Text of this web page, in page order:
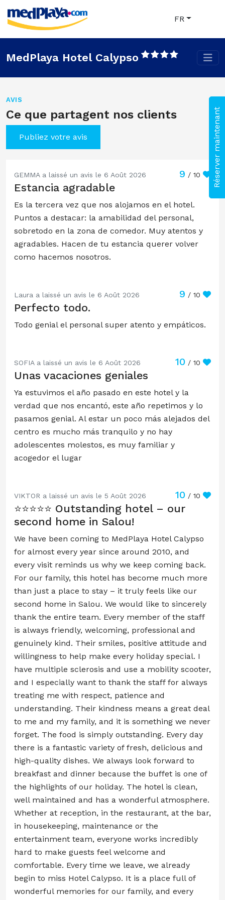
Réserver maintenant
FR
MedPlaya Hotel Calypso
AVIS
Ce que partagent nos clients
Publiez votre avis
GEMMA a laissé un avis le 6 Août 2026 9 / 10
Estancia agradable
Es la tercera vez que nos alojamos en el hotel.
Puntos a destacar: la amabilidad del personal,
sobretodo en la zona de comedor. Muy atentos y
agradables. Hacen de tu estancia querer volver
como hacemos nosotros.
Laura a laissé un avis le 6 Août 2026 9 / 10
Perfecto todo.
Todo genial el personal super atento y empáticos.
SOFIA a laissé un avis le 6 Août 2026 10 / 10
Unas vacaciones geniales
Ya estuvimos el año pasado en este hotel y la
verdad que nos encantó, este año repetimos y lo
pasamos genial. Al estar un poco más alejados del
centro es mucho más tranquilo y no hay
adolescentes molestos, es muy familiar y
acogedor el lugar
VIKTOR a laissé un avis le 5 Août 2026 10 / 10
⭐⭐⭐⭐⭐ Outstanding hotel – our
second home in Salou!
We have been coming to MedPlaya Hotel Calypso
for almost every year since around 2010, and
every visit reminds us why we keep coming back.
For our family, this hotel has become much more
than just a place to stay – it truly feels like our
second home in Salou. We would like to sincerely
thank the entire team. Every member of the staff
is always friendly, welcoming, professional and
genuinely kind. Their smiles, positive attitude and
willingness to help make every holiday special. I
have multiple sclerosis and use a mobility scooter,
and I especially want to thank the staff for always
treating me with respect, patience and
understanding. Their kindness means a great deal
to me and my family, and it is something we never
forget. The food is simply outstanding. Every day
there is a fantastic variety of fresh, delicious and
high-quality dishes. We always look forward to
breakfast and dinner because the buffet is one of
the highlights of our holiday. The hotel is clean,
well maintained and has a wonderful atmosphere.
Whether at reception, in the restaurant, at the bar,
in housekeeping, maintenance or the
entertainment team, everyone works incredibly
hard to make guests feel welcome and
comfortable. Every time we leave, we already
begin to miss Hotel Calypso. It is a place full of
wonderful memories for our family, and every